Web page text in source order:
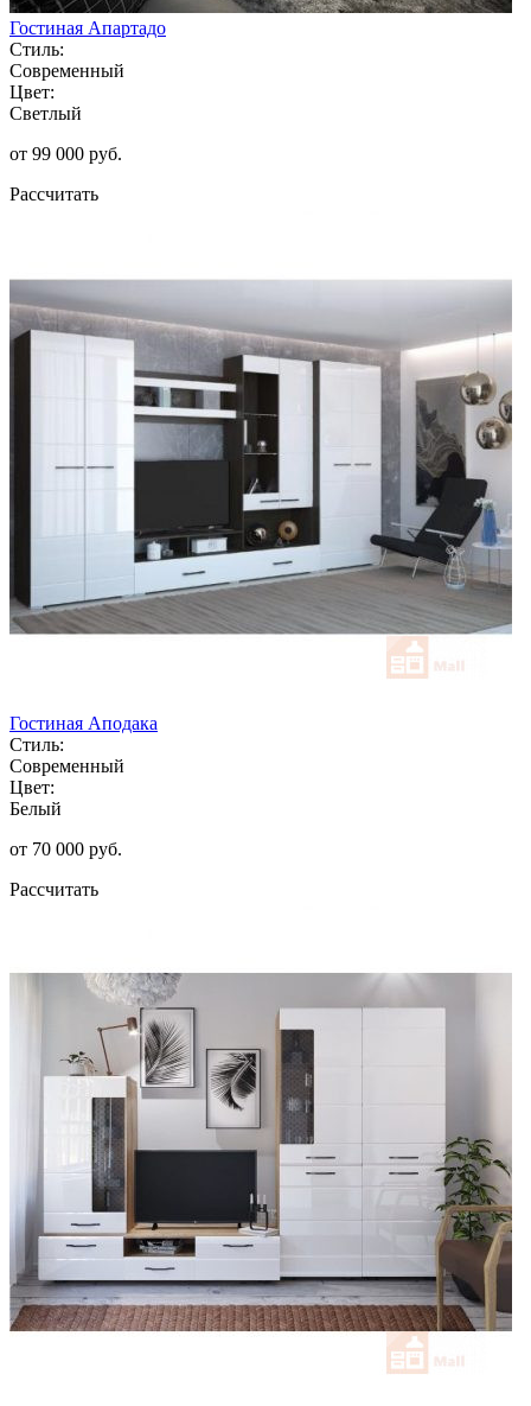
Гостиная Апартадо
Стиль:
Современный
Цвет:
Светлый
от 99 000 руб.
Рассчитать
Гостиная Аподака
Стиль:
Современный
Цвет:
Белый
от 70 000 руб.
Рассчитать